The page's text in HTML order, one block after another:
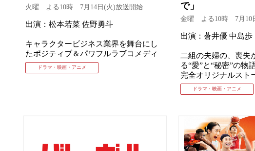
火曜 よる10時 7月14日(火)放送開始
出演：松本若菜 佐野勇斗
キャラクタービジネス業界を舞台にし
たポジティブ＆パワフルラブコメディ
ドラマ・映画・アニメ
で」
金曜 よる10時 7月10
出演：蒼井優 中島歩
⼆組の夫婦の、喪失
る“愛”と“秘密”の物
完全オリジナルスト
ドラマ・映画・アニメ